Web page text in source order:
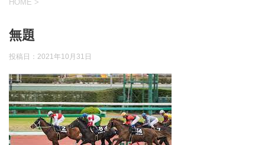
HOME >
無題
投稿日： 2021年10月31日